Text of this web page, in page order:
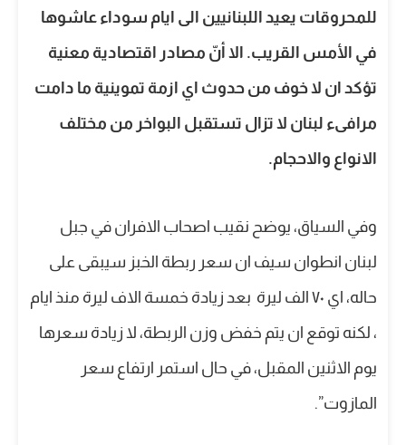
للمحروقات يعيد اللبنانيين الى ايام سوداء عاشوها
في الأمس القريب. الا أنّ مصادر اقتصادية معنية
تؤكد ان لا خوف من حدوث اي ازمة تموينية ما دامت
مرافىء لبنان لا تزال تستقبل البواخر من مختلف
الانواع والاحجام.
وفي السياق، يوضح نقيب اصحاب الافران في جبل
لبنان انطوان سيف ان سعر ربطة الخبز سيبقى على
حاله، اي ٧٠ الف ليرة بعد زيادة خمسة الاف ليرة منذ ايام
، لكنه توقع ان يتم خفض وزن الربطة، لا زيادة سعرها
يوم الاثنين المقبل، في حال استمر ارتفاع سعر
المازوت”.